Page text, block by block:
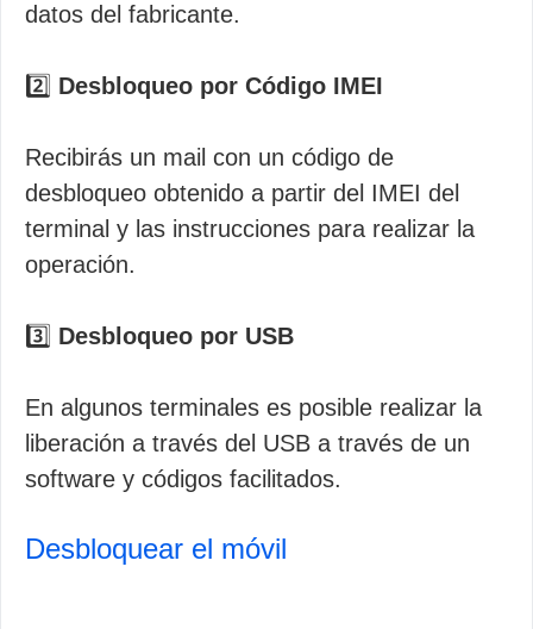
datos del fabricante.
2️⃣ Desbloqueo por Código IMEI
Recibirás un mail con un código de
desbloqueo obtenido a partir del IMEI del
terminal y las instrucciones para realizar la
operación.
3️⃣ Desbloqueo por USB
En algunos terminales es posible realizar la
liberación a través del USB a través de un
software y códigos facilitados.
Desbloquear el móvil